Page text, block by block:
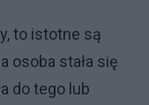
to istotne są
osoba stała się
do tego lub